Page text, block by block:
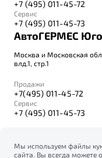
+7 (495) 011-45-72
Сервис
+7 (495) 011-45-73
АвтоГЕРМЕС
Москва и Московская
влд.1, стр.1
Продажи
+7(495) 011-45-72
Сервис
+7 (495) 011-45-73
© 2026
Мы используем файлы
сайта. Вы всегда можете